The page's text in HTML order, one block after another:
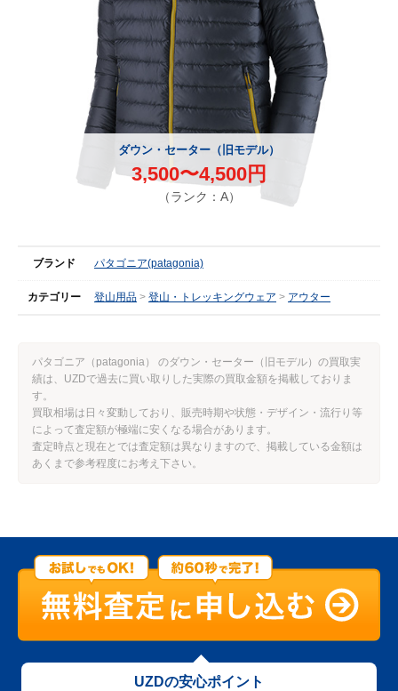
ダウン・セーター（旧モデル）
3,500〜4,500円
（ランク：A）
ブランド パタゴニア(patagonia)
カテゴリー 登山用品 登山・トレッキングウェア アウター
パタゴニア（patagonia） のダウン・セーター（旧モデル）の買取実
績は、UZDで過去に買い取りした実際の買取金額を掲載しておりま
す。
買取相場は日々変動しており、販売時期や状態・デザイン・流行り等
によって査定額が極端に安くなる場合があります。
査定時点と現在とでは査定額は異なりますので、掲載している金額は
あくまで参考程度にお考え下さい。
UZDの安心ポイント